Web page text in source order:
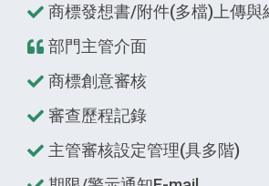
商標發想書/附件(多檔)上傳與
部門主管介面
商標創意審核
審查歷程記錄
主管審核設定管理(具多階)